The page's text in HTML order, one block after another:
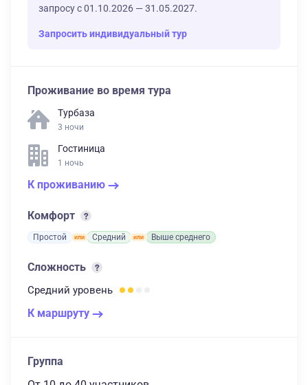
запросу с 01.10.2026 — 31.05.2027.
Запросить индивидуальный тур
Проживание во время тура
Турбаза
3 ночи
Гостиница
1 ночь
К проживанию
Комфорт
Простой Средний Выше среднего
Сложность
Средний уровень
К маршруту
Группа